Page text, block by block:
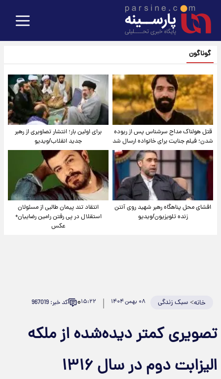
گوناگون
قتل هولناک مداح سرشناس پس از ربوده
شدن؛ فیلم جنایت برای خانواده ارسال شد
برای اولین بار؛ انتشار تصاویری از رهبر
جدید انقلاب/ویدیو
افشای محل پناهگاه‌ رهبر شهید روی آنتن
زنده تلویزیون/ویدیو
انتقاد تند پیمان طالبی از مسئولان
استقلال در پی رفتن رامین رضاییان+
عکس
خانه>سبک زندگی ۰۸ بهمن ۱۴۰۴ ۱۵:۲۲۰ کد خبر: 967019
تصویری کمتر دیده‌شده از ملکه
الیزابت دوم در سال ۱۳۱۶